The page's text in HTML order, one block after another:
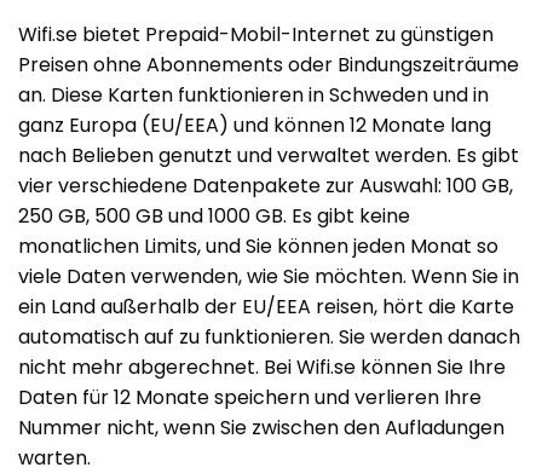
Wifi.se bietet Prepaid-Mobil-Internet zu günstigen
Preisen ohne Abonnements oder Bindungszeiträume
an. Diese Karten funktionieren in Schweden und in
ganz Europa (EU/EEA) und können 12 Monate lang
nach Belieben genutzt und verwaltet werden. Es gibt
vier verschiedene Datenpakete zur Auswahl: 100 GB,
250 GB, 500 GB und 1000 GB. Es gibt keine
monatlichen Limits, und Sie können jeden Monat so
viele Daten verwenden, wie Sie möchten. Wenn Sie in
ein Land außerhalb der EU/EEA reisen, hört die Karte
automatisch auf zu funktionieren. Sie werden danach
nicht mehr abgerechnet. Bei Wifi.se können Sie Ihre
Daten für 12 Monate speichern und verlieren Ihre
Nummer nicht, wenn Sie zwischen den Aufladungen
warten.